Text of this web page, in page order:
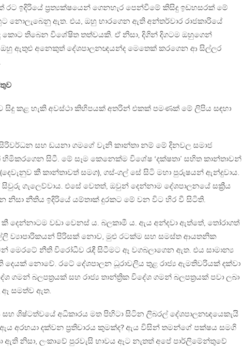
ඉදිරියේ ප්‍රත්‍යක්ෂයෙන් ගෙනහැර පෙන්වීමේ කිසිදු ඉඩහසරක් මේ
නොලැබෙනු ඇත. එය, ඔහු භාරගෙන ඇති අන්තර්වාර රාජකාරියේ
තිබෙන විශේෂිත තත්වයකි. ඒ නිසා, දිගින් දිගටම ඔහුගෙන්
ඔහු ඇතුළු අනෙකුත් දේශපාලනඥයන්ද මෙතෙක් කරගෙන ආ සිල්ලර
සිදු කළ හැකි අවස්ථා කිහිපයක් අතරින් එකක් පමණක් මේ ලිපිය සඳහා
සහ ඩයනා ගමගේ වැනි කාන්තා නම් මේ දිනවල සමාජ
හිමිකරගෙන සිටී. මේ සෑම කෙනෙක්ම විශේෂ ‘දක්ෂතා’ සහිත කාන්තාවන්
කී කාන්තාවත් සමග), ගස්-ගල් සේ සිටි මහා පුරුෂයන් ඇන්දුවාය.
ගැලෙව්වාය. එසේ වෙතත්, ඔවුන් දෙන්නාම දේශපාලනයේ සක්‍රීය
නීතිය ඉදිරියේ යම්තාක් දුරකට මේ වන විට හිර වී සිටිති.
දෙන්නාටම වඩා වෙනස් ය. බලකාමී ය. ඇය අන්දවා ඇත්තේ, තෝරාගත්
ව්‍යාපාරිකයන් පිරිසක් නොව, මුළු රටක්ම සහ සමස්ත ආයතනික
මෙරටේ නීති විරෝධීව රැඳී සිටීමට ඈ වගබලාගෙන ඇත. එය සාමාන්‍ය
දෙයක් නොවේ. රටේ දේශපාලන ධූරාවලිය තුළ රාජ්‍ය ඇමතිවරියක් දක්වා
ගමන් බලපත්‍රයක් සහ රාජ්‍ය තාන්ත්‍රික විදේශ ගමන් බලපත්‍රයක් පවා ලබා
ඈ සමත්ව ඇත.
ශිෂ්ටත්වයේ අධිකාරය මත පිහිටා සිටින ලිබරල් දේශපාලනඥයෙකැයි
අරභයා දක්වන ප්‍රතිචාරය කුමක්ද? ඇය විසින් තමන්ගේ පක්ෂය සමගි
නිසා, ලංකාවේ පුරවැසි භාවය ඈට නැතත් අපේ පාර්ලිමේන්තුවේ